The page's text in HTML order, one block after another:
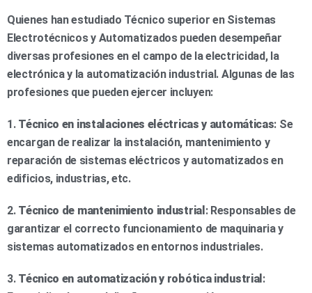
Quienes han estudiado Técnico superior en Sistemas
Electrotécnicos y Automatizados pueden desempeñar
diversas profesiones en el campo de la electricidad, la
electrónica y la automatización industrial. Algunas de las
profesiones que pueden ejercer incluyen:
1. Técnico en instalaciones eléctricas y automáticas: Se
encargan de realizar la instalación, mantenimiento y
reparación de sistemas eléctricos y automatizados en
edificios, industrias, etc.
2. Técnico de mantenimiento industrial : Responsables de
garantizar el correcto funcionamiento de maquinaria y
sistemas automatizados en entornos industriales.
3. Técnico en automatización y robótica industrial :